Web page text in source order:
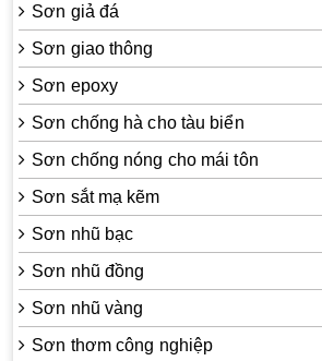
Sơn giả đá
Sơn giao thông
Sơn epoxy
Sơn chống hà cho tàu biển
Sơn chống nóng cho mái tôn
Sơn sắt mạ kẽm
Sơn nhũ bạc
Sơn nhũ đồng
Sơn nhũ vàng
Sơn thơm công nghiệp